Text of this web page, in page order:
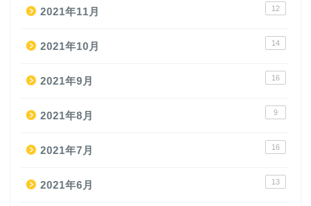
2021年11月 12
2021年10月 14
2021年9月 16
2021年8月 9
2021年7月 16
2021年6月 13